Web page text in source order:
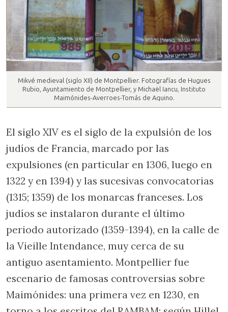
Mikvé medieval (siglo XII) de Montpellier. Fotografías de Hugues
Rubio, Ayuntamiento de Montpellier, y Michaël Iancu, Instituto
Maimónides-Averroes-Tomás de Aquino.
El siglo XIV es el siglo de la expulsión de los
judíos de Francia, marcado por las
expulsiones (en particular en 1306, luego en
1322 y en 1394) y las sucesivas convocatorias
(1315; 1359) de los monarcas franceses. Los
judíos se instalaron durante el último
periodo autorizado (1359-1394), en la calle de
la Vieille Intendance, muy cerca de su
antiguo asentamiento. Montpellier fue
escenario de famosas controversias sobre
Maimónides: una primera vez en 1230, en